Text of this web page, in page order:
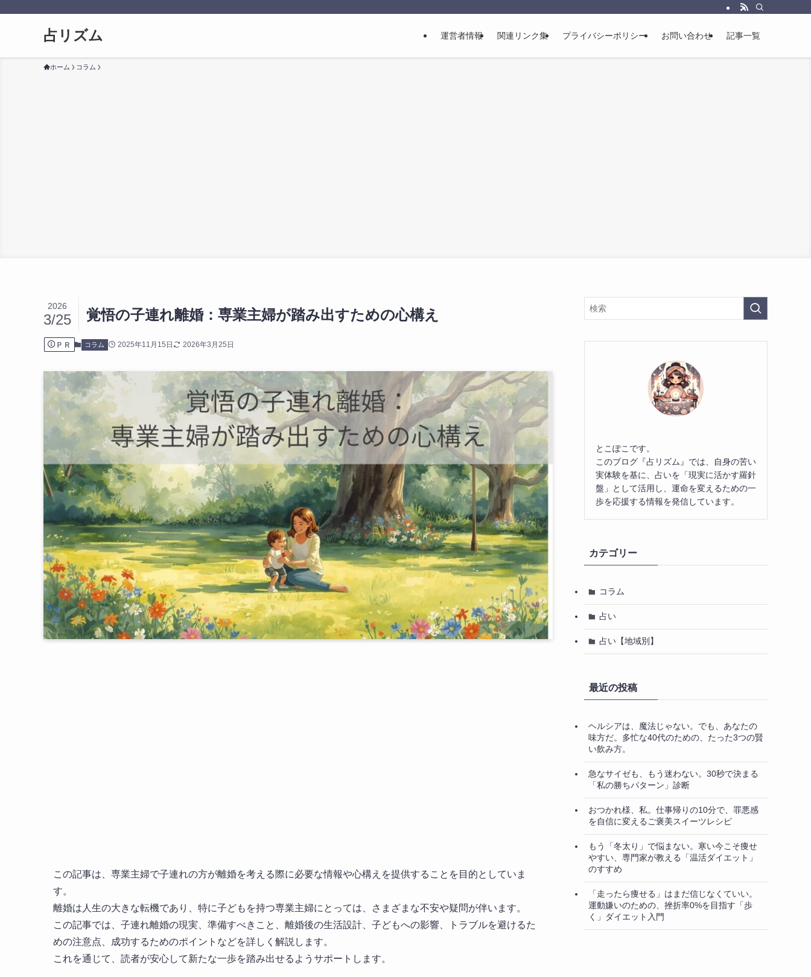
占リズム 運営者情報 関連リンク集 プライバシーポリシー お問い合わせ 記事一覧
ホーム コラム
覚悟の子連れ離婚：専業主婦が踏み出すための心構え
2026
3/25
ＰＲ コラム 2025年11月15日 2026年3月25日
この記事は、専業主婦で子連れの方が離婚を考える際に必要な情報や心構えを提供することを目的としていま
す。
離婚は人生の大きな転機であり、特に子どもを持つ専業主婦にとっては、さまざまな不安や疑問が伴います。
この記事では、子連れ離婚の現実、準備すべきこと、離婚後の生活設計、子どもへの影響、トラブルを避けるた
めの注意点、成功するためのポイントなどを詳しく解説します。
これを通じて、読者が安心して新たな一歩を踏み出せるようサポートします。
とこぽこです。
このブログ『占リズム』では、自身の苦い
実体験を基に、占いを「現実に活かす羅針
盤」として活用し、運命を変えるための一
歩を応援する情報を発信しています。
カテゴリー
コラム
占い
占い【地域別】
最近の投稿
ヘルシアは、魔法じゃない。でも、あなたの
味方だ。多忙な40代のための、たった3つの賢
い飲み方。
急なサイゼも、もう迷わない。30秒で決まる
「私の勝ちパターン」診断
おつかれ様、私。仕事帰りの10分で、罪悪感
を自信に変えるご褒美スイーツレシピ
もう「冬太り」で悩まない。寒い今こそ痩せ
やすい、専門家が教える「温活ダイエット」
のすすめ
「走ったら痩せる」はまだ信じなくていい。
運動嫌いのための、挫折率0%を目指す「歩
く」ダイエット入門